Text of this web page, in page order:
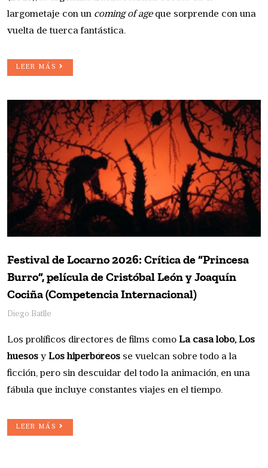
largometaje con un coming of ageque sorprende con una
vuelta de tuerca fantástica.
LEER MÁS
Festival de Locarno 2026: Crítica de “Princesa
Burro”, película de Cristóbal León y Joaquín
Cociña (Competencia Internacional)
Diego Batlle
Los prolíficos directores de films como La casa lobo, Los
huesos yLos hiperbóreos se vuelcan sobre todo a la
ficción, pero sin descuidar del todo la animación, en una
fábula que incluye constantes viajes en el tiempo.
LEER MÁS